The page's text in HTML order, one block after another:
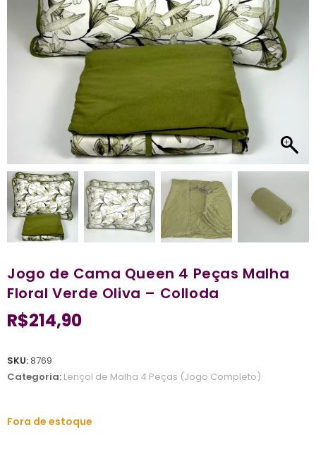
Jogo de Cama Queen 4 Peças Malha
Floral Verde Oliva – Colloda
R$214,90
SKU:8769
Categoria: Lençol de Malha 4 Peças (Jogo Completo)
Fora de estoque